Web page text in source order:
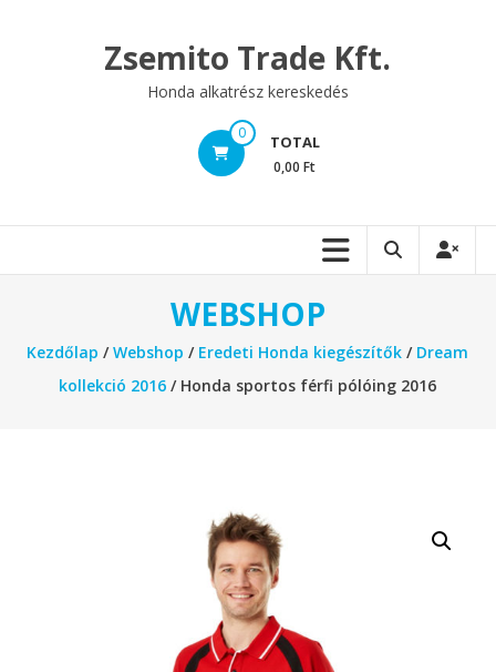
Zsemito Trade Kft.
Honda alkatrész kereskedés
0 TOTAL
0,00 Ft
WEBSHOP
Kezdőlap /Webshop / Eredeti Honda kiegészítők / Dream
kollekció 2016 / Honda sportos férfi pólóing 2016